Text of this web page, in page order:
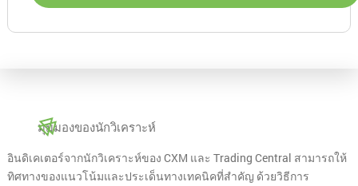
มุมมองของนักวิเคราะห์
อินดิเคเตอร์จากนักวิเคราะห์ของ CXM และ Trading Central สามารถให้
ทิศทางของแนวโน้มและประเด็นทางเทคนิคที่สำคัญ ด้วยวิธีการ